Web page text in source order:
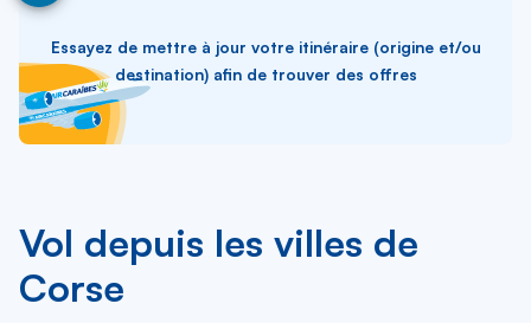
Essayez de mettre à jour votre itinéraire (origine et/ou
destination) afin de trouver des offres
Vol depuis les villes de
Corse